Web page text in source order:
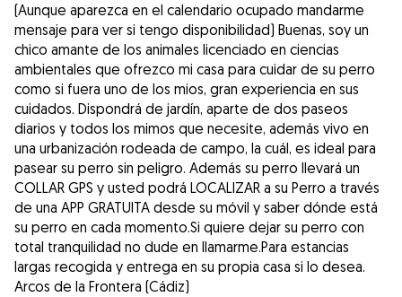
(Aunque aparezca en el calendario ocupado mandarme
mensaje para ver si tengo disponibilidad) Buenas, soy un
chico amante de los animales licenciado en ciencias
ambientales que ofrezco mi casa para cuidar de su perro
como si fuera uno de los mios, gran experiencia en sus
cuidados. Dispondrá de jardín, aparte de dos paseos
diarios y todos los mimos que necesite, además vivo en
una urbanización rodeada de campo, la cuál, es ideal para
pasear su perro sin peligro. Además su perro llevará un
COLLAR GPS y usted podrá LOCALIZAR a su Perro a través
de una APP GRATUITA desde su móvil y saber dónde está
su perro en cada momento.Si quiere dejar su perro con
total tranquilidad no dude en llamarme.Para estancias
largas recogida y entrega en su propia casa si lo desea.
Arcos de la Frontera (Cádiz)